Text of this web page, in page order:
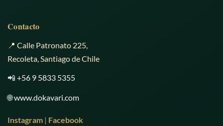
Contacto
📍 Calle Patronato 225,
Recoleta, Santiago de Chile
📲 +56 9 5833 5355
🌐www.dokavari.com
Instagram | Facebook